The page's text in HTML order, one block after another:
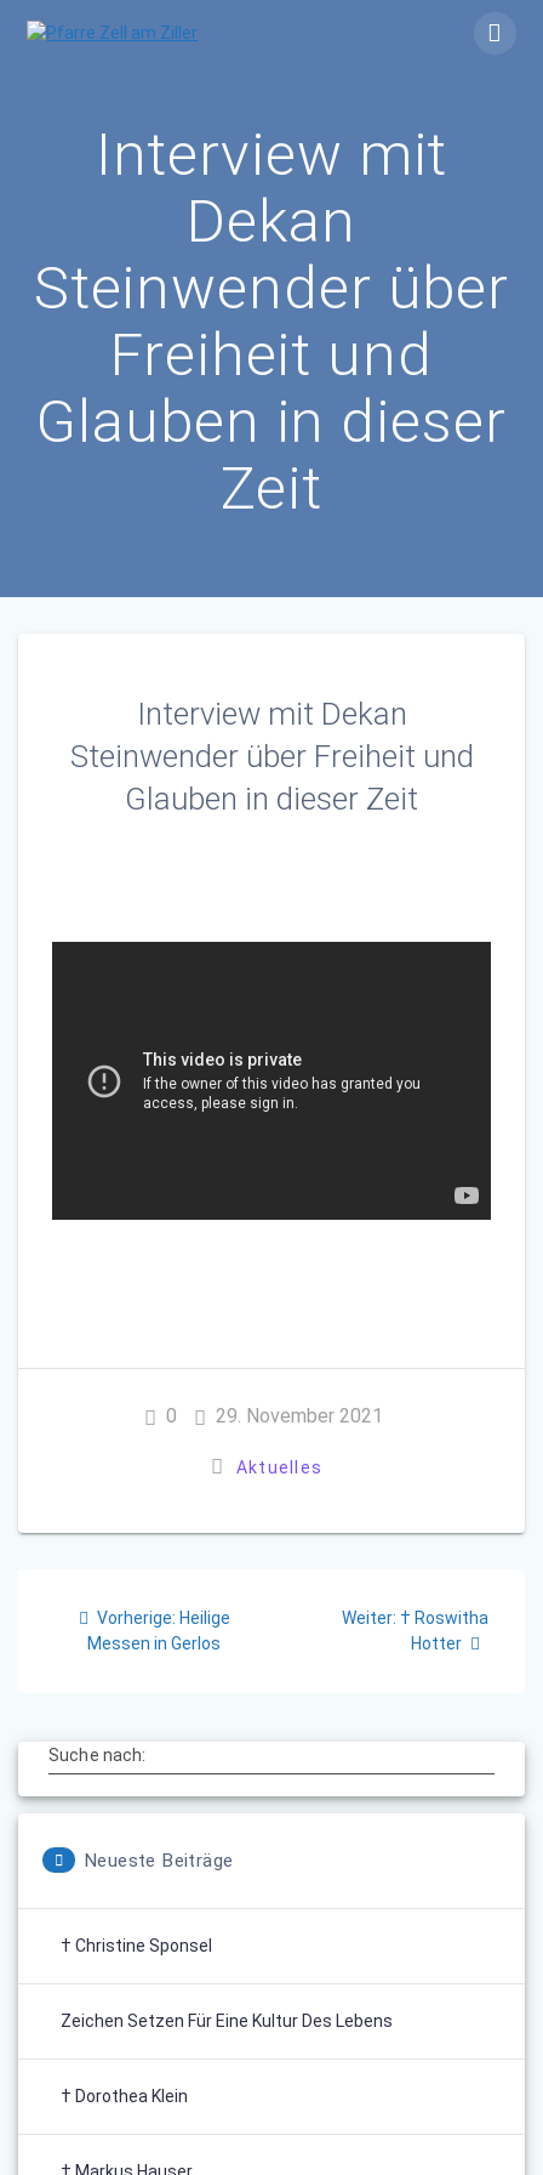
Interview mit
Dekan
Steinwender über
Freiheit und
Glauben in dieser
Zeit
Interview mit Dekan
Steinwender über Freiheit und
Glauben in dieser Zeit
0 29. November 2021
Aktuelles
Vorherige: Vorheriger
Beitrag:
Heilige
Messen in Gerlos
Weiter: Nächster
Beitrag:
† Roswitha
Hotter
Suche nach:
Neueste Beiträge
† Christine Sponsel
Zeichen Setzen Für Eine Kultur Des Lebens
† Dorothea Klein
† Markus Hauser